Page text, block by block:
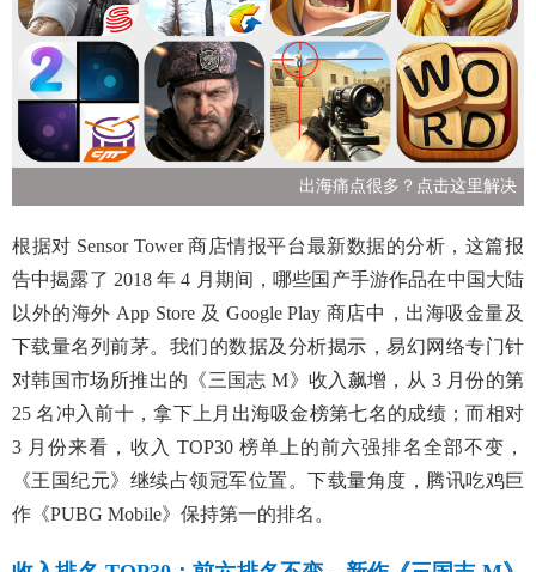
出海痛点很多？点击这里解决
根据对 Sensor Tower 商店情报平台最新数据的分析，这篇报
告中揭露了 2018 年 4 月期间，哪些国产手游作品在中国大陆
以外的海外 App Store 及 Google Play 商店中，出海吸金量及
下载量名列前茅。我们的数据及分析揭示，易幻网络专门针
对韩国市场所推出的《三国志 M》收入飙增，从 3 月份的第
25 名冲入前十，拿下上月出海吸金榜第七名的成绩；而相对
3 月份来看，收入 TOP30 榜单上的前六强排名全部不变，
《王国纪元》继续占领冠军位置。下载量角度，腾讯吃鸡巨
作《PUBG Mobile》保持第一的排名。